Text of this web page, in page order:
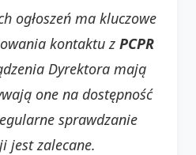
ogłoszeń ma kluczowe
kontaktu z PCPR
Dyrektora mają
one na dostępność
sprawdzanie
jest zalecane.